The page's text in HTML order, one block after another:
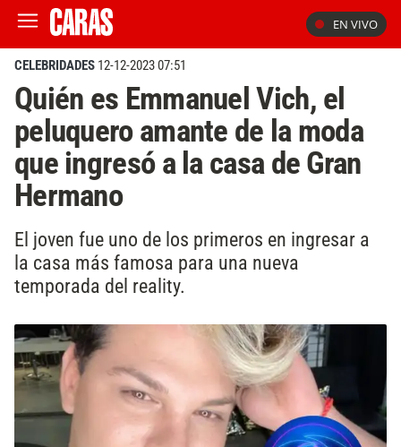
EN VIVO
CELEBRIDADES 12-12-2023 07:51
Quién es Emmanuel Vich, el
peluquero amante de la moda
que ingresó a la casa de Gran
Hermano
El joven fue uno de los primeros en ingresar a
la casa más famosa para una nueva
temporada del reality.